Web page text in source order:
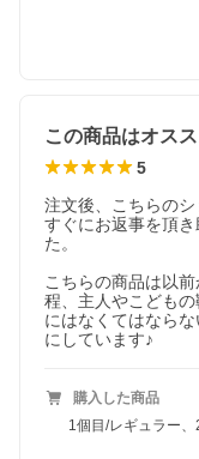
区分
ー 無香料 クール クー
5g 50g 60g 臭わない
汗 蒸れ むれる 臭い
ョウバン 天然 素材 由
ボトル ボトルタイプ
この商品はオスス
5
注文後、こちらのシ
すぐにお返事を頂
た。
こちらの商品は以
程、主人やこども
にはなくてはなら
にしています♪
購入した商品
1個目/レギュラー